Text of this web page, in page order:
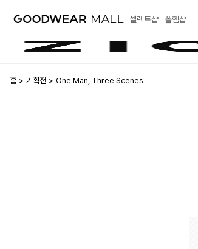
셀렉트샵 폴햄샵
홈 기획전 One Man, Three Scenes